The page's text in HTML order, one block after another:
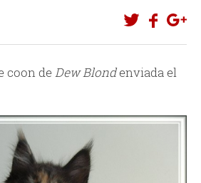
coon deDew Blondenviada el